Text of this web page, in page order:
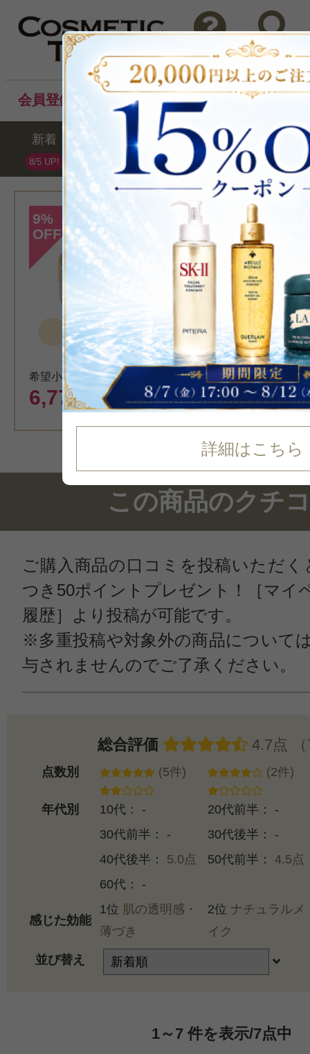
問い合わせ 検索
会員登録後のお買い物でポイントプレゼント！
新着
8/5 UP!
セール ランキング ブ
詳細はこちら
9%
OFF
希望小売価格 7,480円
6,779 円（税込）
[ジェーンアイル
>アメイジング
（ビスク） 10.5g
ファンデ
この商品のクチ
ご購入商品の口コミを投稿いただく
つき50ポイントプレゼント！［マイ
履歴］より投稿が可能です。
※多重投稿や対象外の商品について
与されませんのでご了承ください。
総合評価 4.7点
点数別 (5件) (2件)
年代別 10代： -
20代前半： -
30代前半： -
30代後半： -
40代後半： 5.0点 50代前半： 4.5点
60代： -
感じた効能
1位 肌の透明感・
薄づき
2位 ナチュラルメ
イク
並び替え
1～7 件を表示/7点中